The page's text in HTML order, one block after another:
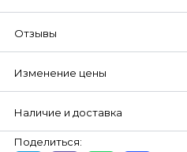
Отзывы
Изменение цены
Наличие и доставка
Поделиться: